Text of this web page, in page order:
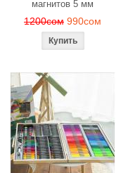
магнитов 5 мм
1200сом 990сом